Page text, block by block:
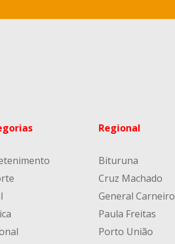
Regional
Bituruna
Cruz Machado
General Carneiro
Paula Freitas
Porto União